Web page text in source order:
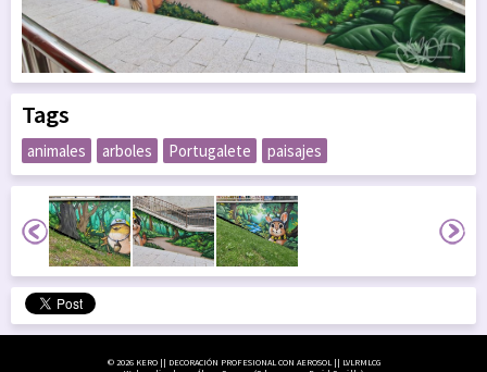
Tags
animales arboles Portugalete paisajes
© 2026 KERO || DECORACIÓN PROFESIONAL CON AEROSOL || LVLRMLCG